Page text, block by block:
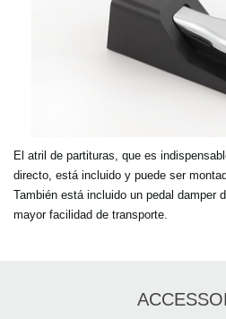
El atril de partituras, que es
directo, está incluido y puede ser
También está incluido un pedal damper
mayor facilidad de transporte.